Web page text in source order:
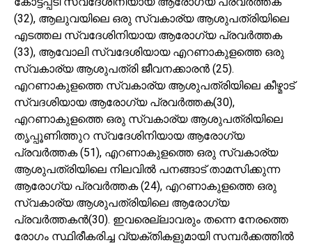
(32), ആലുവയിലെ ഒരു സ്വകാര്യ ആശുപത്രിയിലെ
എടത്തല സ്വദേശിനിയായ ആരോഗ്യ പ്രവർത്തക
(33), ആവോലി സ്വദേശിയായ എറണാകുളത്തെ ഒരു
സ്വകാര്യ ആശുപത്രി ജീവനക്കാരൻ (25).
എറണാകുളത്തെ സ്വകാര്യ ആശുപത്രിയിലെ കീഴ്മാട്
സ്വദശിയായ ആരോഗ്യ പ്രവർത്തക(30),
എറണാകുളത്തെ ഒരു സ്വകാര്യ ആശുപത്രിയിലെ
തൃപ്പൂണിത്തുറ സ്വദേശിനിയായ ആരോഗ്യ
പ്രവർത്തക (51), എറണാകുളത്തെ ഒരു സ്വകാര്യ
ആശുപത്രിയിലെ നിലവിൽ പനങ്ങാട് താമസിക്കുന്ന
ആരോഗ്യ പ്രവർത്തക (24), എറണാകുളത്തെ ഒരു
സ്വകാര്യ ആശുപത്രിയിലെ ആരോഗ്യ
പ്രവർത്തകൻ(30). ഇവരെല്ലാവരും തന്നെ നേരത്തെ
രോഗം സ്ഥിരീകരിച്ച വ്യക്തികളുമായി സമ്പർക്കത്തിൽ